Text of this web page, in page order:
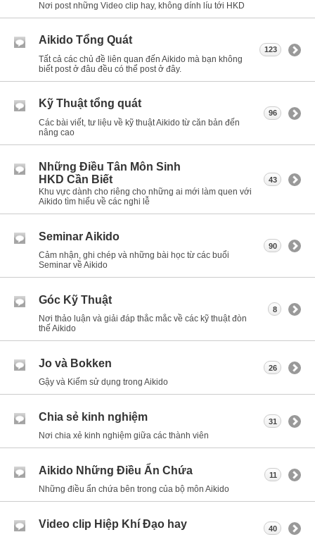
Nơi post những Video clip hay, không dính líu tới HKD
Aikido Tổng Quát
Tất cả các chủ đề liên quan đến Aikido mà bạn không
biết post ở đâu đều có thể post ở đây.
123
Kỹ Thuật tổng quát
Các bài viết, tư liệu về kỹ thuật Aikido từ căn bản đến
nâng cao
96
Những Điều Tân Môn Sinh
HKD Cần Biết
Khu vực dành cho riêng cho những ai mới làm quen với
Aikido tìm hiểu về các nghi lễ
43
Seminar Aikido
Cảm nhận, ghi chép và những bài học từ các buổi
Seminar về Aikido
90
Góc Kỹ Thuật
Nơi thảo luận và giải đáp thắc mắc về các kỹ thuật đòn
thế Aikido
8
Jo và Bokken
Gậy và Kiếm sử dụng trong Aikido
26
Chia sẻ kinh nghiệm
Nơi chia xẻ kinh nghiệm giữa các thành viên
31
Aikido Những Điều Ẩn Chứa
Những điều ẩn chứa bên trong của bộ môn Aikido
11
Video clip Hiệp Khí Đạo hay 40